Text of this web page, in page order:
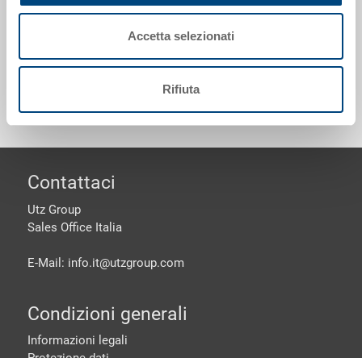
Accetta selezionati
Rifiuta
EUROTEC 600x400 mm
Personalizzazioni - la nostra specialità
piè di pagine
Contattaci
Utz Group
Sales Office Italia
E-Mail: info.it@utzgroup.com
Condizioni generali
Informazioni legali